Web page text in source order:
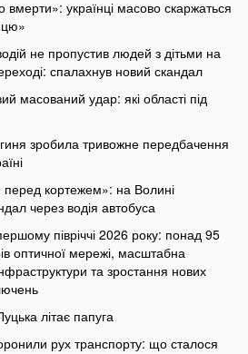
українці масово скаржаться
не пропустив людей з дітьми на
спалахнув новий скандал
масований удар: які області під
зробила тривожне передбачення
перед кортежем»: на Волині
через водія автобуса
півріччі 2026 року: понад 95
оптичної мережі, масштабна
та зростання нових
літає папуга
рух транспорту: що сталося